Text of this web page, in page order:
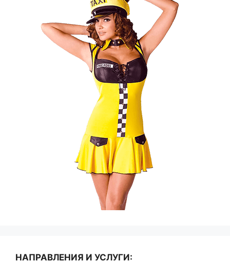
НАПРАВЛЕНИЯ И УСЛУГИ: